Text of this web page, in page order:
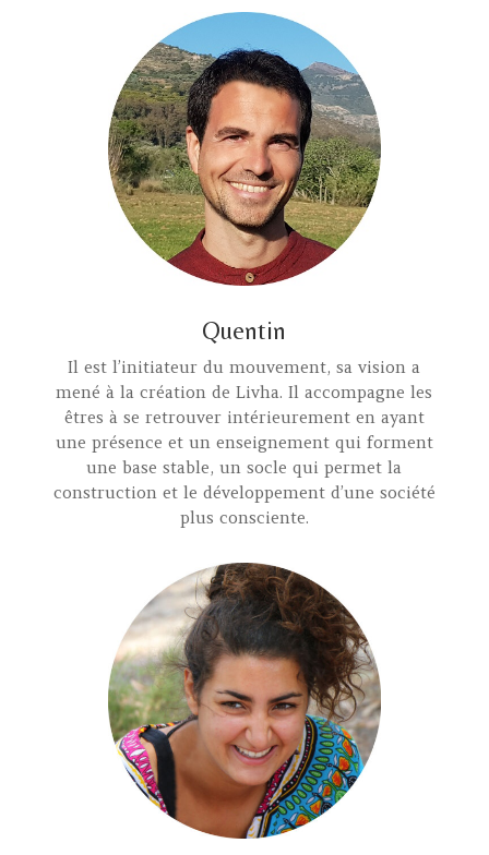
Quentin
Il est l’initiateur du mouvement, sa vision a
mené à la création de Livha. Il accompagne les
êtres à se retrouver intérieurement en ayant
une présence et un enseignement qui forment
une base stable, un socle qui permet la
construction et le développement d’une société
plus consciente.